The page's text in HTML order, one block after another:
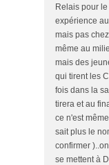
Relais pour
expérience
mais pas
même au
mais des
qui tirent les
fois dans la
tirera et au
ce n'est
sait plus le
confirmer
se mettent à